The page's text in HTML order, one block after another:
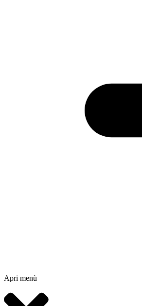
Apri menù